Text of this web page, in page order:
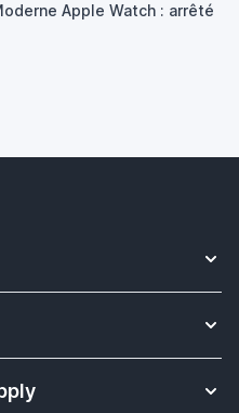
Apple Watch : arrêté
Apple Watch